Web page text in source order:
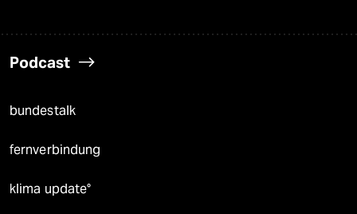
Podcast
bundestalk
fernverbindung
klima update°